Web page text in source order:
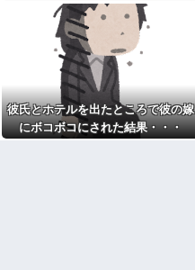
私「この高級フードなら食べ
る？」猫「(ﾟдﾟ)ｳﾏｰ」→どんどん
高いエサに替えていった結果、
最後は何も食べなくなって…
トメ「お腹の子は孫と認めな
い！」とイキるクソトメに父親
不明のコトメ子を引き合いに出
した私。トメ「米軍の血筋
よ！」私「〇〇じゃないです
か」←...
日産e-power、無給油で
彼氏とホテルを出たところで彼の嫁
にボコボコにされた結果・・・